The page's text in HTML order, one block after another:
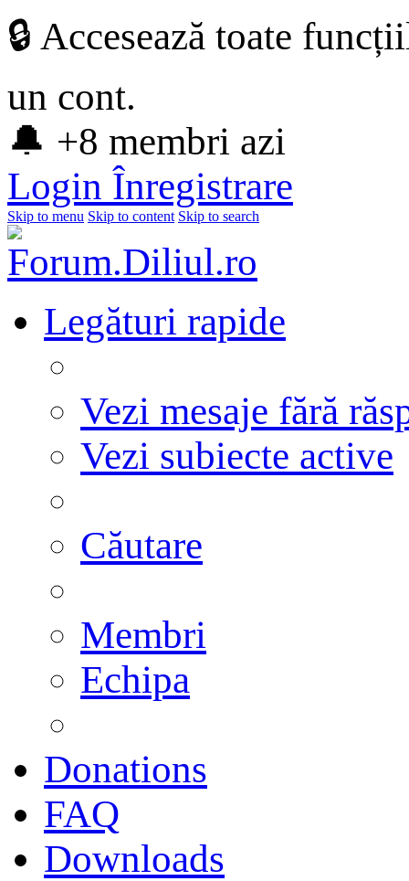
🔒 Accesează toate
un cont.
🔔 +8 membri azi
Login Înregistrare
Skip to menu Skip to content Skip to search
Legături rapide
Vezi mesaje fără
Vezi subiecte active
Căutare
Membri
Echipa
Donations
FAQ
Downloads